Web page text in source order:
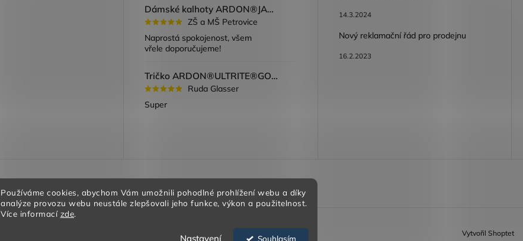
Používáme cookies, abychom Vám umožnili pohodlné prohlížení webu a díky
analýze provozu webu neustále zlepšovali jeho funkce, výkon a použitelnost.
Více informací zde.
Souhlasím
Nastavení
Dámské kalhoty ARDON®JASVENA šedá
ZŠ a MŠ Petrovice
Naprostá spokojenost, všem
vřele doporučujeme!
Tričko ARDON®ULTRITE®GO! dámské růžová
Ruda Glasser
Super
14.3.2024
Nový reklamační řád pro prodejnu
16.2.2023
Vytvořil Shoptet